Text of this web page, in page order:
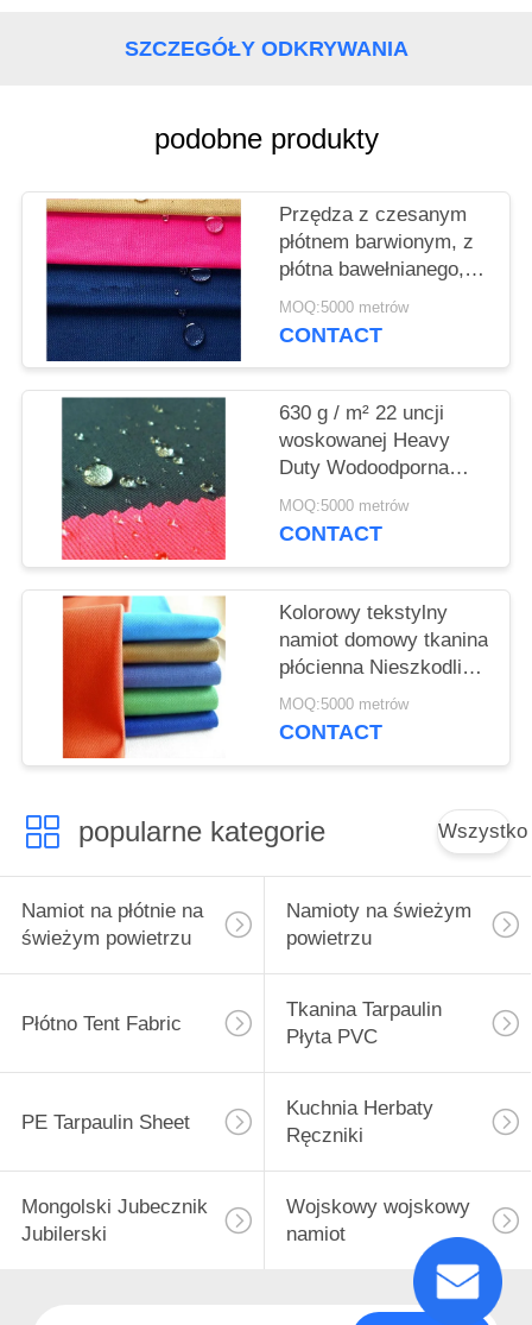
SITEMAPSZCZEGÓŁY ODKRYWANIA
podobne produkty
Przędza z czesanym
płótnem barwionym, z
płótna bawełnianego,
materiał izolacyjny z
izolacją cieplną
MOQ:5000 metrów
CONTACT
630 g / m² 22 uncji
woskowanej Heavy
Duty Wodoodporna
tkanina do namiotów
Shrink - odporna
MOQ:5000 metrów
CONTACT
Kolorowy tekstylny
namiot domowy tkanina
płócienna Nieszkodliwy
i oddychający materiał
MOQ:5000 metrów
CONTACT
popularne kategorie Wszystko
Namiot na płótnie na
świeżym powietrzu
Namioty na świeżym
powietrzu
Płótno Tent Fabric
Tkanina Tarpaulin
Płyta PVC
PE Tarpaulin Sheet
Kuchnia Herbaty
Ręczniki
Mongolski Jubecznik
Jubilerski
Wojskowy wojskowy
namiot